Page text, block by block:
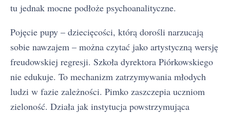
tu jednak mocne podłoże psychoanalityczne.
Pojęcie pupy – dziecięcości, którą dorośli narzucają
sobie nawzajem – można czytać jako artystyczną wersję
freudowskiej regresji. Szkoła dyrektora Piórkowskiego
nie edukuje. To mechanizm zatrzymywania młodych
ludzi w fazie zależności. Pimko zaszczepia uczniom
zieloność. Działa jak instytucja powstrzymująca